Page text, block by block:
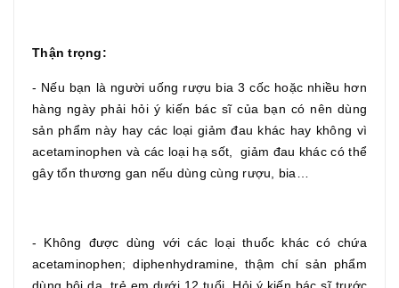
Thận trọng:
- Nếu bạn là người uống rượu bia 3 cốc hoặc nhiều hơn
hàng ngày phải hỏi ý kiến bác sĩ của bạn có nên dùng
sản phẩm này hay các loại giảm đau khác hay không vì
acetaminophen và các loại hạ sốt, giảm đau khác có thể
gây tổn thương gan nếu dùng cùng rượu, bia…
- Không được dùng với các loại thuốc khác có chứa
acetaminophen; diphenhydramine, thậm chí sản phẩm